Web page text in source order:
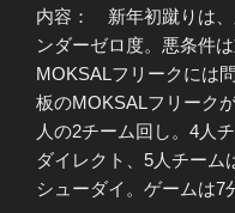
内容： 新年初蹴りは、
ンダーゼロ度。悪条件
MOKSALフリークには
板のMOKSALフリーク
人の2チーム回し。4人
ダイレクト、5人チーム
シューダイ。ゲームは7